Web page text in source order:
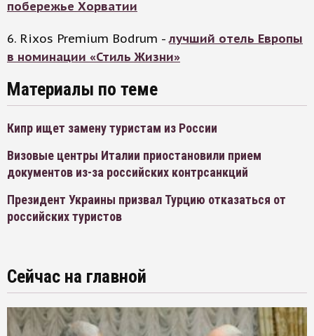
побережье Хорватии
6. Rixos Premium Bodrum -лучший отель Европы
в номинации «Стиль Жизни»
Материалы по теме
Кипр ищет замену туристам из России
Визовые центры Италии приостановили прием
документов из-за российских контрсанкций
Президент Украины призвал Турцию отказаться от
российских туристов
Сейчас на главной